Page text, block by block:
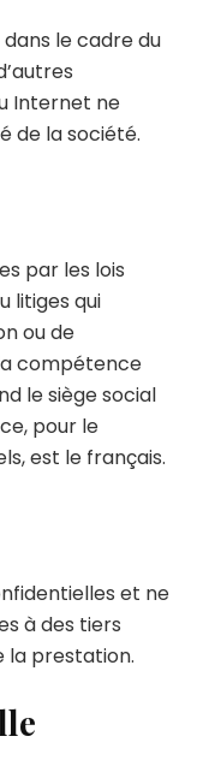
le cadre du
Internet ne
de la société.
par les lois
litiges qui
ou de
compétence
le siège social
pour le
est le français.
et ne
à des tiers
la prestation.